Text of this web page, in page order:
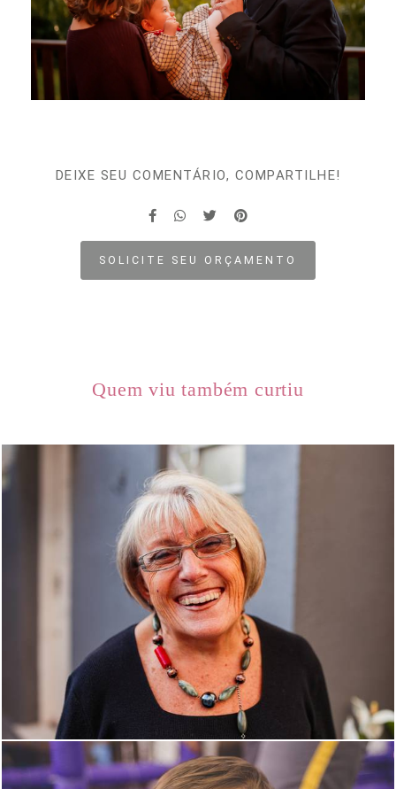
DEIXE SEU COMENTÁRIO, COMPARTILHE!
SOLICITE SEU ORÇAMENTO
Quem viu também curtiu
1302 0